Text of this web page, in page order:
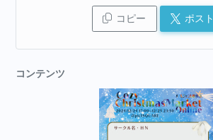
コピー ポスト
コンテンツ